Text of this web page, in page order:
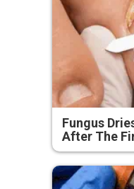
Fungus
After The